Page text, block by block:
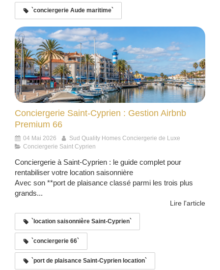
`conciergerie Aude maritime`
Conciergerie Saint-Cyprien : Gestion Airbnb
Premium 66
04 Mai 2026
Sud Quality Homes Conciergerie de Luxe
Conciergerie Saint Cyprien
Conciergerie à Saint-Cyprien : le guide complet pour
rentabiliser votre location saisonnière
Avec son **port de plaisance classé parmi les trois plus
grands...
Lire l'article
`location saisonnière Saint-Cyprien`
`conciergerie 66`
`port de plaisance Saint-Cyprien location`